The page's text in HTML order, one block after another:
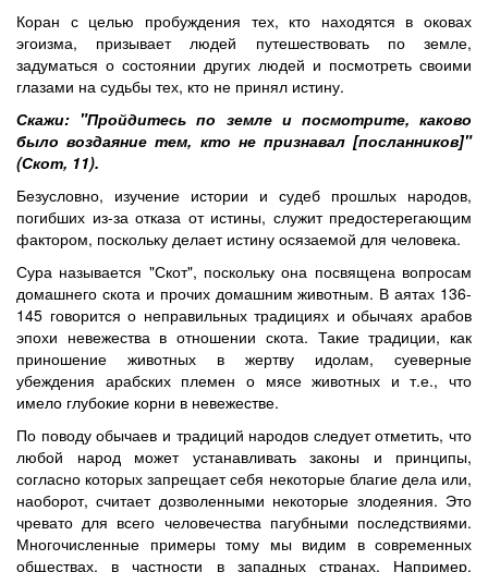
Коран с целью пробуждения тех, кто находятся в оковах
эгоизма, призывает людей путешествовать по земле,
задуматься о состоянии других людей и посмотреть своими
глазами на судьбы тех, кто не принял истину.
Скажи: "Пройдитесь по земле и посмотрите, каково
было воздаяние тем, кто не признавал [посланников]"
(Скот, 11).
Безусловно, изучение истории и судеб прошлых народов,
погибших из-за отказа от истины, служит предостерегающим
фактором, поскольку делает истину осязаемой для человека.
Сура называется "Скот", поскольку она посвящена вопросам
домашнего скота и прочих домашним животным. В аятах 136-
145 говорится о неправильных традициях и обычаях арабов
эпохи невежества в отношении скота. Такие традиции, как
приношение животных в жертву идолам, суеверные
убеждения арабских племен о мясе животных и т.е., что
имело глубокие корни в невежестве.
По поводу обычаев и традиций народов следует отметить, что
любой народ может устанавливать законы и принципы,
согласно которых запрещает себя некоторые благие дела или,
наоборот, считает дозволенными некоторые злодеяния. Это
чревато для всего человечества пагубными последствиями.
Многочисленные примеры тому мы видим в современных
обществах, в частности в западных странах. Например,